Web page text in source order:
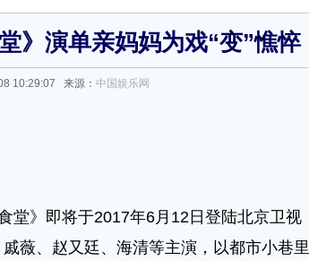
》演单亲妈妈为戏“变”憔悴
10:29:07 来源： 中国娱乐网
食堂》即将于2017年6月12日登陆北京卫视
薇、赵又廷、海清等主演，以都市小巷里